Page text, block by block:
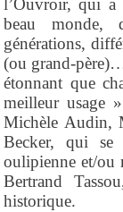
l’Ouvroir, qui a
beau monde,
générations,
(ou grand-
étonnant que
meilleur usage
Michèle Audin,
Becker, qui se
oulipienne et/ou
Bertrand
historique.